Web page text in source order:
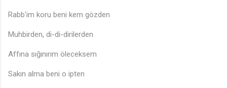
Rabb'im koru beni kem gözden
Muhbirden, di-di-dirilerden
Affına sığınırım öleceksem
Sakın alma beni o ipten